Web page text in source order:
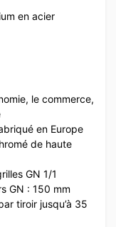
en acier
le commerce,
en Europe
de haute
GN 1/1
GN : 150 mm
tiroir jusqu’à 35